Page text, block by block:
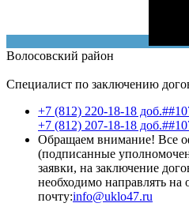
Волосовский район
Специалист по заключению
+7 (812) 220-18-18
+7 (812) 207-18-18
Обращаем внимание! Все
(подписанные
заявки, на заключение
необходимо направлять
почту:info@uklo47.ru